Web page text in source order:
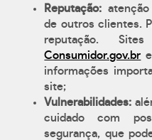
Reputação:
de outros clientes.
reputação.
Consumidor.gov.br
informações
site;
Vulnerabilidades:
cuidado com
segurança, que